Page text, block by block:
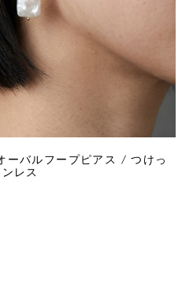
ーバルフープピアス / つけっ
レス